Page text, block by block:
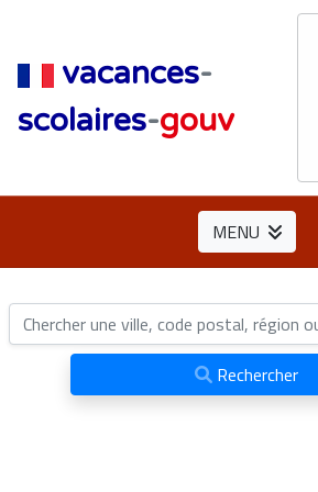
vacances-
scolaires-gouv
MENU
Rechercher